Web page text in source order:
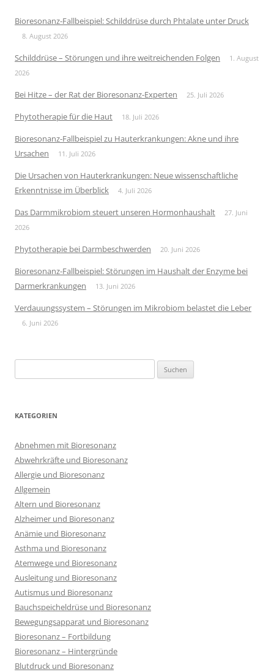
Bioresonanz-Fallbeispiel: Schilddrüse durch Phtalate unter Druck
8. August 2026
Schilddrüse – Störungen und ihre weitreichenden Folgen
1. August
2026
Bei Hitze – der Rat der Bioresonanz-Experten 25. Juli 2026
Phytotherapie für die Haut 18. Juli 2026
Bioresonanz-Fallbeispiel zu Hauterkrankungen: Akne und ihre
Ursachen
11. Juli 2026
Die Ursachen von Hauterkrankungen: Neue wissenschaftliche
Erkenntnisse im Überblick
4. Juli 2026
Das Darmmikrobiom steuert unseren Hormonhaushalt
27. Juni
2026
Phytotherapie bei Darmbeschwerden 20. Juni 2026
Bioresonanz-Fallbeispiel: Störungen im Haushalt der Enzyme bei
Darmerkrankungen
13. Juni 2026
Verdauungssystem – Störungen im Mikrobiom belastet die Leber
6. Juni 2026
nach:
KATEGORIEN
Abnehmen mit Bioresonanz
Abwehrkräfte und Bioresonanz
Allergie und Bioresonanz
Allgemein
Altern und Bioresonanz
Alzheimer und Bioresonanz
Anämie und Bioresonanz
Asthma und Bioresonanz
Atemwege und Bioresonanz
Ausleitung und Bioresonanz
Autismus und Bioresonanz
Bauchspeicheldrüse und Bioresonanz
Bewegungsapparat und Bioresonanz
Bioresonanz – Fortbildung
Bioresonanz – Hintergründe
Blutdruck und Bioresonanz